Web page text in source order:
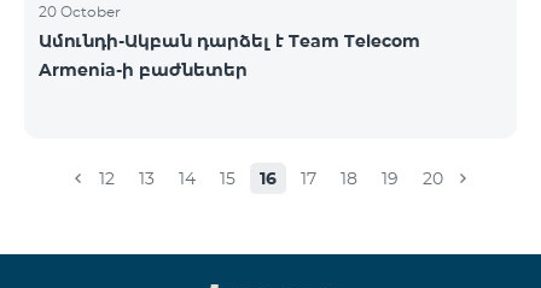
20 October
Ամունդի-Ակբան դարձել է Team Telecom
Armenia-ի բաժնետեր
12 13 14 15 16 17 18 19 20